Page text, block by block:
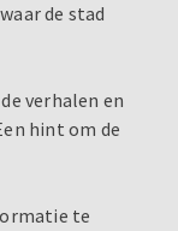
de stad
verhalen en
hint om de
te